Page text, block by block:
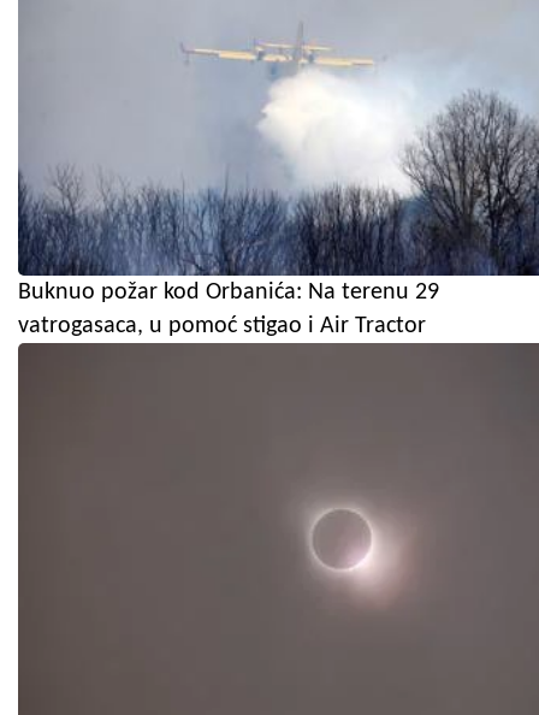
Buknuo požar kod Orbanića: Na terenu 29
vatrogasaca, u pomoć stigao i Air Tractor